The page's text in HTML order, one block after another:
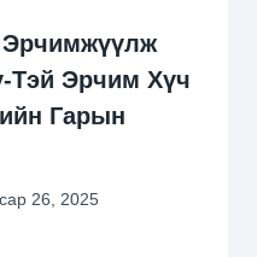
Эрчимжүүлж
Тэй Эрчим Хүч
Гарын
26, 2025